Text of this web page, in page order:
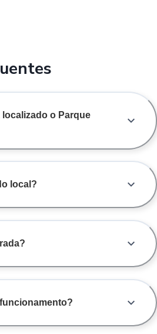
localizado o Parque
local?